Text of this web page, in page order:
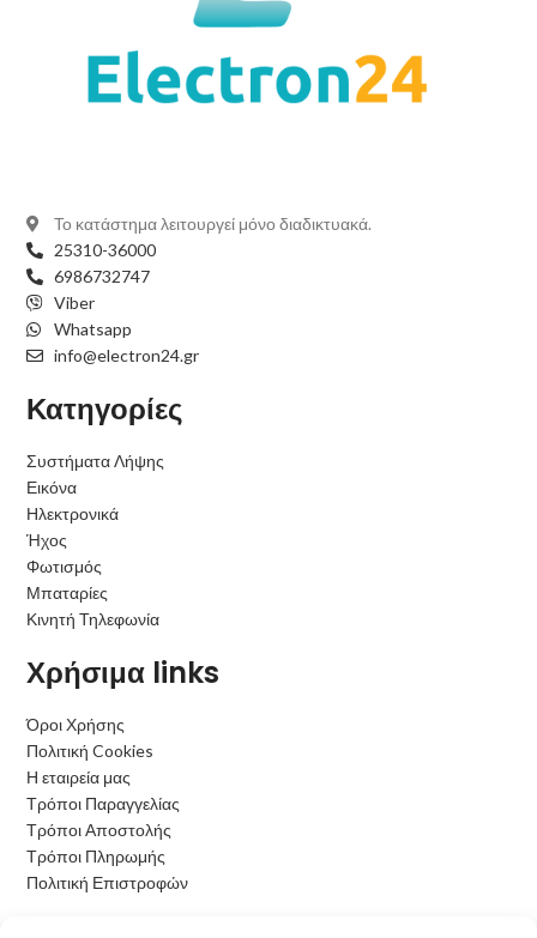
Το κατάστημα λειτουργεί μόνο διαδικτυακά.
25310-36000
6986732747
Viber
Whatsapp
info@electron24.gr
Κατηγορίες
Συστήματα Λήψης
Εικόνα
Ηλεκτρονικά
Ήχος
Φωτισμός
Μπαταρίες
Κινητή Τηλεφωνία
Χρήσιμα links
Όροι Χρήσης
Πολιτική Cookies
Η εταιρεία μας
Τρόποι Παραγγελίας
Τρόποι Αποστολής
Τρόποι Πληρωμής
Πολιτική Επιστροφών